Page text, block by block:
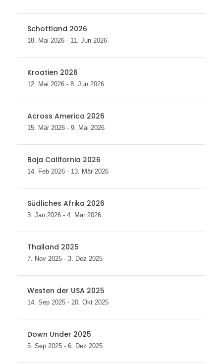
Schottland 2026
18. Mai 2026 - 11. Jun 2026
Kroatien 2026
12. Mai 2026 - 8. Jun 2026
Across America 2026
15. Mär 2026 - 9. Mai 2026
Baja California 2026
14. Feb 2026 - 13. Mär 2026
Südliches Afrika 2026
3. Jan 2026 - 4. Mär 2026
Thailand 2025
7. Nov 2025 - 3. Dez 2025
Westen der USA 2025
14. Sep 2025 - 20. Okt 2025
Down Under 2025
5. Sep 2025 - 6. Dez 2025